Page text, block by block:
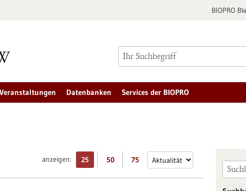
BIOPRO
Veranstaltungen Datenbanken Services der BIOPRO
anzeigen: 25 50 75